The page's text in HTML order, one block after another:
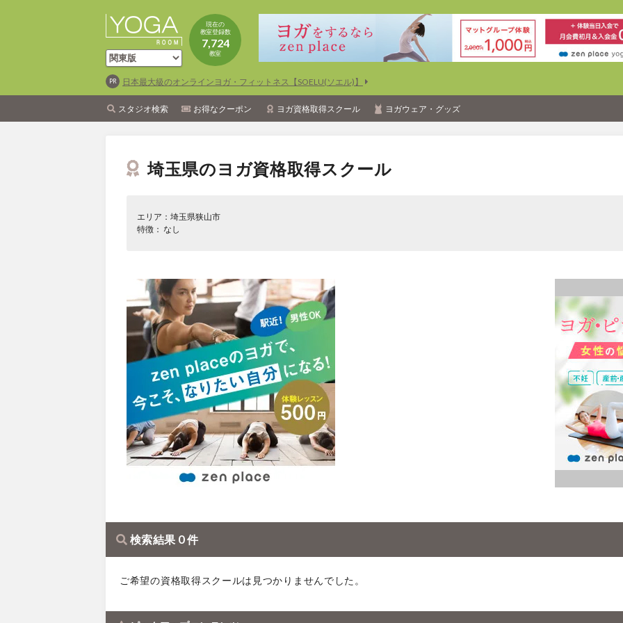
現在の
教室登録数
7,724
教室
日本最大級のオンラインヨガ・フィットネス【SOELU(ソエル)】
スタジオ検索 お得なクーポン ヨガ資格取得スクール ヨガウェア・グッズ
埼玉県のヨガ資格取得スクール
エリア：埼玉県狭山市
特徴： なし
検索結果 0 件
ご希望の資格取得スクールは見つかりませんでした。